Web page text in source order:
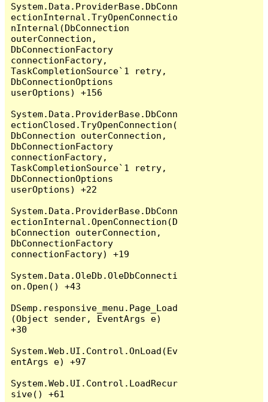
System.Data.ProviderBase.DbConn
ectionInternal.TryOpenConnectio
nInternal(DbConnection
outerConnection,
DbConnectionFactory
connectionFactory,
TaskCompletionSource`1 retry,
DbConnectionOptions
userOptions) +156
System.Data.ProviderBase.DbConn
ectionClosed.TryOpenConnection(
DbConnection outerConnection,
DbConnectionFactory
connectionFactory,
TaskCompletionSource`1 retry,
DbConnectionOptions
userOptions) +22
System.Data.ProviderBase.DbConn
ectionInternal.OpenConnection(D
bConnection outerConnection,
DbConnectionFactory
connectionFactory) +19
System.Data.OleDb.OleDbConnecti
on.Open() +43
DSemp.responsive_menu.Page_Load
(Object sender, EventArgs e)
+30
System.Web.UI.Control.OnLoad(Ev
entArgs e) +97
System.Web.UI.Control.LoadRecur
sive() +61